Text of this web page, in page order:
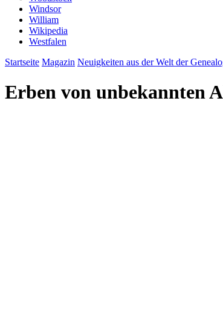
Windsor
William
Wikipedia
Westfalen
Startseite Magazin Neuigkeiten aus der Welt der
Erben von unbekannten